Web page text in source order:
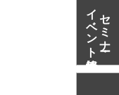
セミナー・
イベント情報